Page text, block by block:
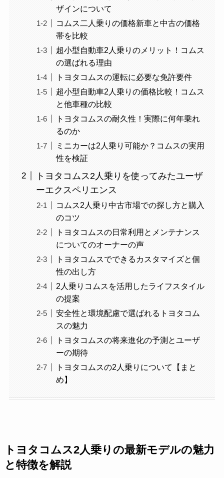
ザインについて
コムス二人乗りの価格新車と中古の価格
帯を比較
超小型自動車2人乗りのメリット！コムス
の選ばれる理由
トヨタコムスの運転に必要な免許要件
超小型自動車2人乗りの価格比較！コムス
と他車種の比較
トヨタコムスの耐久性！実際に何年乗れ
るのか
ミニカーは2人乗り可能か？コムスの実用
性を検証
トヨタコムス2人乗りを使ってみたユーザ
ーエクスペリエンス
コムス2人乗り中古市場での探し方と購入
のコツ
トヨタコムスの日常利用とメンテナンス
についてのオーナーの声
トヨタコムスでできるカスタマイズと個
性の出し方
2人乗りコムスを活用したライフスタイル
の提案
安全性と環境配慮で選ばれるトヨタコム
スの魅力
トヨタコムスの将来進化の予測とユーザ
ーの期待
トヨタコムスの2人乗りについて【まと
め】
トヨタコムス2人乗りの最新モデルの魅力
と特徴を解説